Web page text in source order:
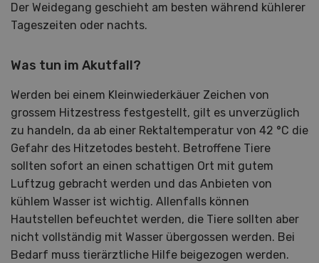
Der Weidegang geschieht am besten während kühlerer
Tageszeiten oder nachts.
Was tun im Akutfall?
Werden bei einem Kleinwiederkäuer Zeichen von
grossem Hitzestress festgestellt, gilt es unverzüglich
zu handeln, da ab einer Rektaltemperatur von 42 °C die
Gefahr des Hitzetodes besteht. Betroffene Tiere
sollten sofort an einen schattigen Ort mit gutem
Luftzug gebracht werden und das Anbieten von
kühlem Wasser ist wichtig. Allenfalls können
Hautstellen befeuchtet werden, die Tiere sollten aber
nicht vollständig mit Wasser übergossen werden. Bei
Bedarf muss tierärztliche Hilfe beigezogen werden.